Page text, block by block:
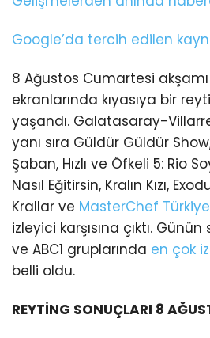
Google’da tercih edilen
8 Ağustos Cumartesi
ekranlarında kıyasıya bir
yaşandı. Galatasaray-
yanı sıra Güldür Güldür
Şaban, Hızlı ve Öfkeli 5: Rio
Nasıl Eğitirsin, Kralın Kızı,
Krallar ve MasterChef Türkiye
izleyici karşısına çıktı.
ve ABC1 gruplarında en çok
belli oldu.
REYTİNG SONUÇLARI 8